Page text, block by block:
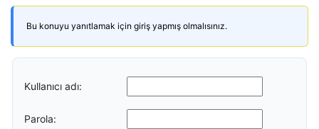
Bu konuyu yanıtlamak için giriş yapmış olmalısınız.
Kullanıcı adı:
Parola: